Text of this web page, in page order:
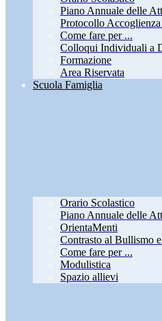
Piano Annuale delle
Protocollo
Come fare per ...
Colloqui Individuali a
Formazione
Area Riservata
Scuola Famiglia
Orario Scolastico
Piano Annuale delle
OrientaMenti
Contrasto al Bullismo
Come fare per ...
Modulistica
Spazio allievi